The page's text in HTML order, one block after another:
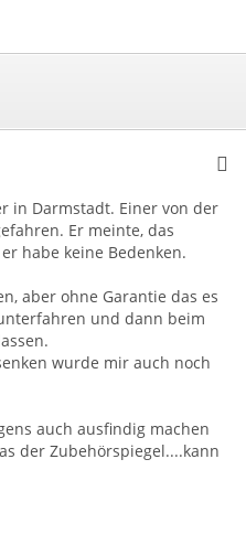
in Darmstadt. Einer von der
Er meinte, das
habe keine Bedenken.
aber ohne Garantie das es
und dann beim
wurde mir auch noch
auch ausfindig machen
der Zubehörspiegel....kann